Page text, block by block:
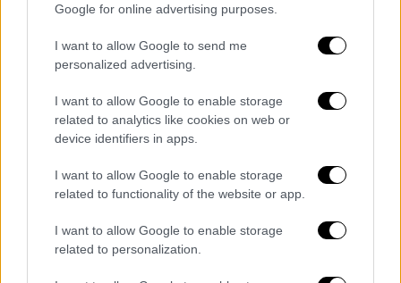
Google for online advertising purposes.
I want to allow Google to send me
personalized advertising.
I want to allow Google to enable storage
related to analytics like cookies on web or
device identifiers in apps.
I want to allow Google to enable storage
related to functionality of the website or app.
I want to allow Google to enable storage
related to personalization.
Lifestyle|22.07.2024 19:10
Adidas: Το «συγγνώμη» στη Μπέλα